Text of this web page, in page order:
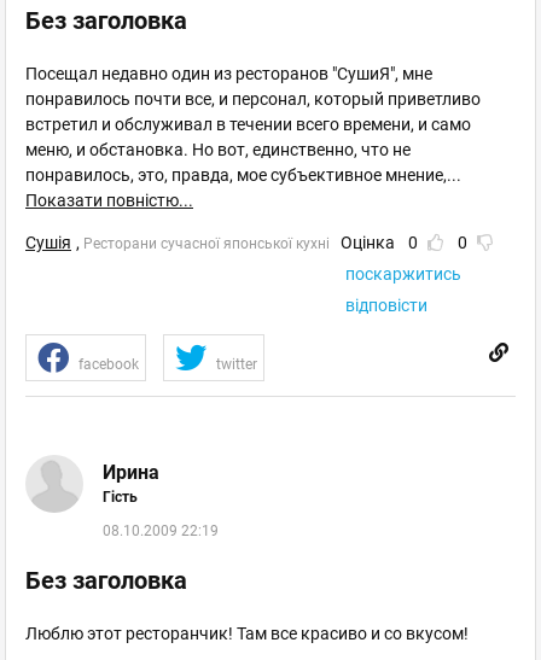
Без заголовка
Посещал недавно один из ресторанов "СушиЯ", мне
понравилось почти все, и персонал, который приветливо
встретил и обслуживал в течении всего времени, и само
меню, и обстановка. Но вот, единственно, что не
понравилось, это, правда, мое субъективное мнение,...
Показати повністю...
Сушія , Ресторани сучасної японської кухні Оцінка 0
0
поскаржитись
відповісти
facebook twitter
Ирина
Гість
08.10.2009 22:19
Без заголовка
Люблю этот ресторанчик! Там все красиво и со вкусом!